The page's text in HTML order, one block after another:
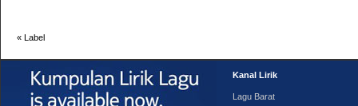
« Label
Kanal Lirik
Lagu Barat